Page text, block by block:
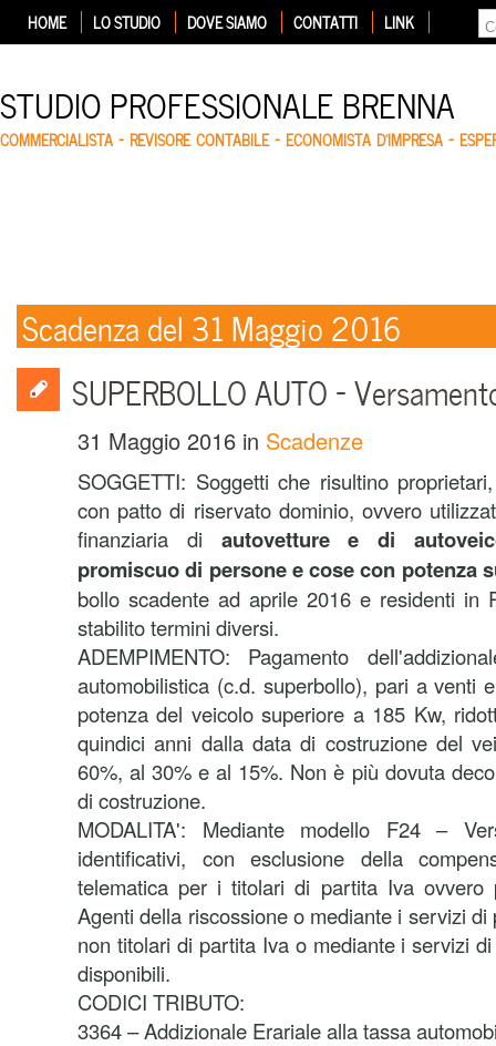
HOME LO STUDIO DOVE SIAMO CONTATTI LINK
STUDIO PROFESSIONALE BRENNA
COMMERCIALISTA – REVISORE CONTABILE – ECONOMISTA D'IMPRESA –
Scadenza del 31 Maggio 2016
SUPERBOLLO AUTO –
31 Maggio 2016 in Scadenze
SOGGETTI: Soggetti che risultino
con patto di riservato dominio, ovvero
finanziaria di autovetture e di
promiscuo di persone e cose con potenza
bollo scadente ad aprile 2016 e residenti in
stabilito termini diversi.
ADEMPIMENTO: Pagamento
automobilistica (c.d. superbollo), pari a venti
potenza del veicolo superiore a 185 Kw,
quindici anni dalla data di costruzione del
60%, al 30% e al 15%. Non è più dovuta
di costruzione.
MODALITA': Mediante modello F24 –
identificativi, con esclusione della
telematica per i titolari di partita Iva ovvero
Agenti della riscossione o mediante i servizi
non titolari di partita Iva o mediante i servizi
disponibili.
CODICI TRIBUTO:
3364 – Addizionale Erariale alla tassa